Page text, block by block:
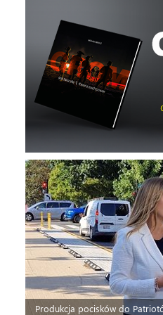
Produkcja pocisków do